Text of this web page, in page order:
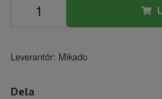
Leverantör: Mikado
Dela